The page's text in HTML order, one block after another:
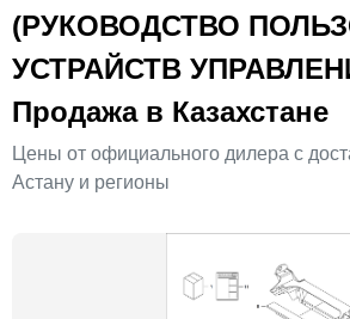
(РУКОВОДСТВО
УСТРАЙСТВ
Продажа в Казахстане
Цены от официального дилера с
Астану и регионы